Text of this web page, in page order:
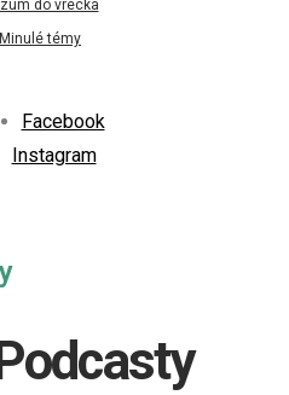
do vrecka
Minulé témy
Facebook
Instagram